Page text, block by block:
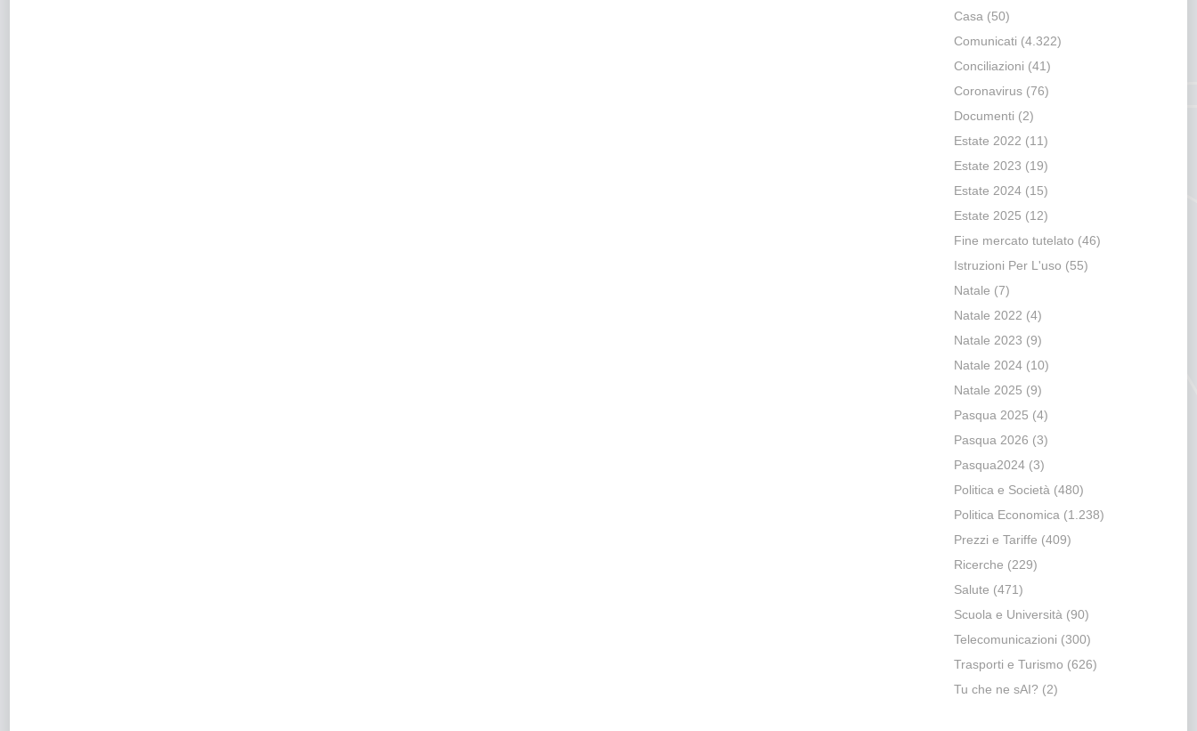
Casa (50)
Comunicati (4.322)
Conciliazioni (41)
Coronavirus(76)
Documenti (2)
Estate 2022 (11)
Estate 2023 (19)
Estate 2024(15)
Estate 2025 (12)
Fine mercato tutelato (46)
Istruzioni Per L'uso (55)
Natale (7)
Natale 2022 (4)
Natale 2023 (9)
Natale 2024(10)
Natale 2025 (9)
Pasqua 2025 (4)
Pasqua 2026 (3)
Pasqua2024(3)
Politica e Società (480)
Politica Economica (1.238)
Prezzi e Tariffe (409)
Ricerche (229)
Salute (471)
Scuola e Università (90)
Telecomunicazioni (300)
Trasporti e Turismo (626)
Tu che ne sAI? (2)